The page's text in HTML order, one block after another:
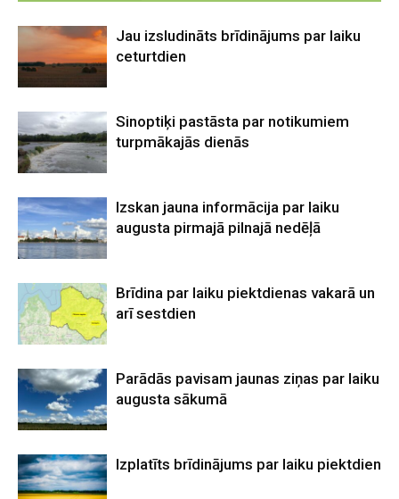
Jau izsludināts brīdinājums par laiku
ceturtdien
Sinoptiķi pastāsta par notikumiem
turpmākajās dienās
Izskan jauna informācija par laiku
augusta pirmajā pilnajā nedēļā
Brīdina par laiku piektdienas vakarā un
arī sestdien
Parādās pavisam jaunas ziņas par laiku
augusta sākumā
Izplatīts brīdinājums par laiku piektdien